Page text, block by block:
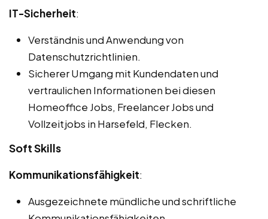
IT-Sicherheit:
Verständnis und Anwendung von
Datenschutzrichtlinien.
Sicherer Umgang mit Kundendaten und
vertraulichen Informationen bei diesen
Homeoffice Jobs, Freelancer Jobs und
Vollzeitjobs in Harsefeld, Flecken.
Soft Skills
Kommunikationsfähigkeit:
Ausgezeichnete mündliche und schriftliche